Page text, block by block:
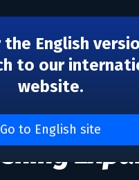
English
to our
website.
Go to English site25 -
DLC